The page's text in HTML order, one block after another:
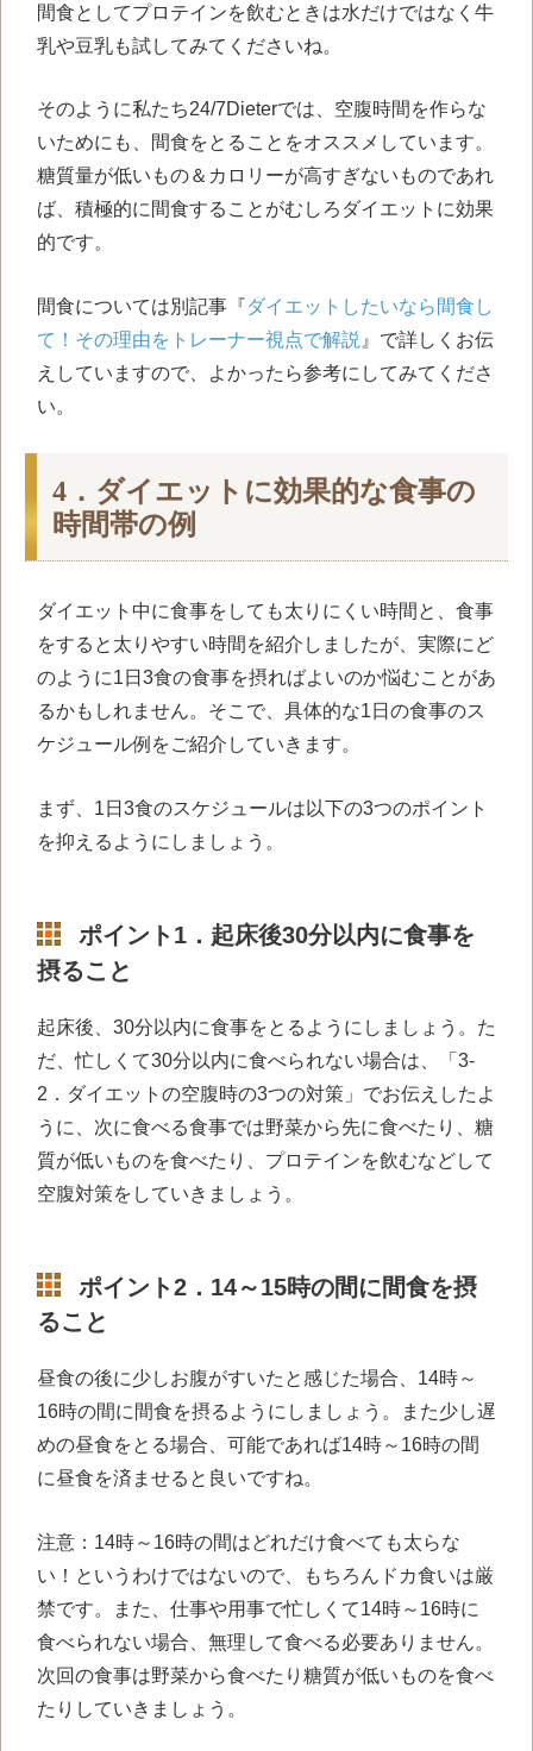
間食としてプロテインを飲むときは水だけではなく牛
乳や豆乳も試してみてくださいね。
そのように私たち24/7Dieterでは、空腹時間を作らな
いためにも、間食をとることをオススメしています。
糖質量が低いもの＆カロリーが高すぎないものであれ
ば、積極的に間食することがむしろダイエットに効果
的です。
間食については別記事『ダイエットしたいなら間食し
て！その理由をトレーナー視点で解説 』で詳しくお伝
えしていますので、よかったら参考にしてみてくださ
い。
4．ダイエットに効果的な食事の
時間帯の例
ダイエット中に食事をしても太りにくい時間と、食事
をすると太りやすい時間を紹介しましたが、実際にど
のように1日 3食の食事を摂ればよいのか悩むことがあ
るかもしれません。そこで、具体的な1日の食事のス
ケジュール例をご紹介していきます。
まず、1日 3食のスケジュールは以下の3つのポイント
を抑えるようにしましょう。
ポイント 1． 起床後30分以内に食事を
摂ること
起床後、 30分以内に食事をとるようにしましょう。た
だ、忙しくて30分以内に食べられない場合は、「 3-
2． ダイエットの空腹時の3つの対策」でお伝えしたよ
うに、次に食べる食事では野菜から先に食べたり、糖
質が低いものを食べたり、プロテインを飲むなどして
空腹対策をしていきましょう。
ポイント2．14～15時の間に間食を摂
ること
昼食の後に少しお腹がすいたと感じた場合、 14時～
16時の間に間食を摂るようにしましょう。また少し遅
めの昼食をとる場合、可能であれば14時～ 16時の間
に昼食を済ませると良いですね。
注意： 14時～ 16時の間はどれだけ食べても太らな
い！というわけではないので、もちろんドカ食いは厳
禁です。また、仕事や用事で忙しくて14時～ 16時に
食べられない場合、無理して食べる必要ありません。
次回の食事は野菜から食べたり糖質が低いものを食べ
たりしていきましょう。